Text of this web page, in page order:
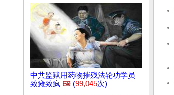
中共监狱用药物摧残法轮功学员
致瘫致疯 🖼️ (99,045次)